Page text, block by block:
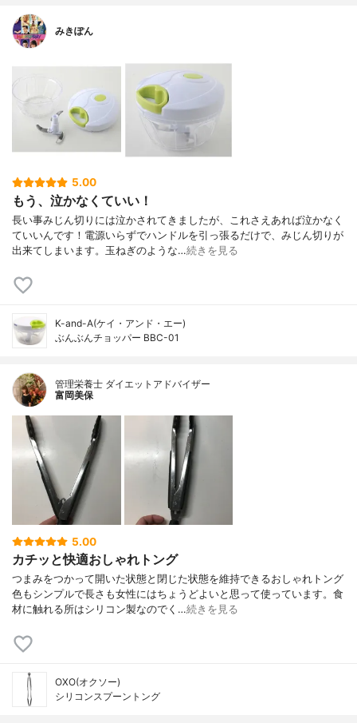
みきぽん
5.00
もう、泣かなくていい！
長い事みじん切りには泣かされてきましたが、これさえあれば泣かなく
ていいんです！電源いらずでハンドルを引っ張るだけで、みじん切りが
出来てしまいます。玉ねぎのような…続きを見る
K-and-A(ケイ・アンド・エー)
ぶんぶんチョッパー BBC-01
管理栄養士 ダイエットアドバイザー
富岡美保
5.00
カチッと快適おしゃれトング
つまみをつかって開いた状態と閉じた状態を維持できるおしゃれトング
色もシンプルで長さも女性にはちょうどよいと思って使っています。食
材に触れる所はシリコン製なのでく…続きを見る
OXO(オクソー)
シリコンスプーントング